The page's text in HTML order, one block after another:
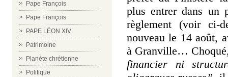
Pape François
Pape François
PAPE LÉON XIV
Patrimoine
Planète chrétienne
Politique
plus entrer dans un
règlement (voir ci-
nouveau le 14 août,
à Granville…
financier ni